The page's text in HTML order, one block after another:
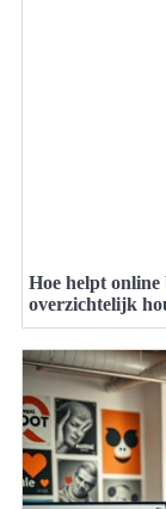
Hoe helpt
overzichtelijk